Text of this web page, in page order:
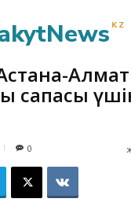
KZ
сапасы
0